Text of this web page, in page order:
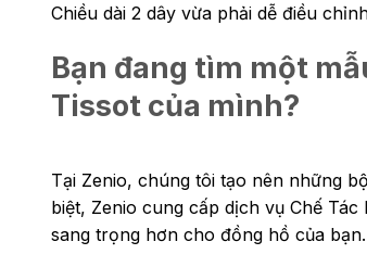
Chiều dài 2 dây vừa phải dễ điều
Bạn đang tìm một
Tissot của mình?
Tại Zenio, chúng tôi tạo nên những
biệt, Zenio cung cấp dịch vụ Chế
sang trọng hơn cho đồng hồ của bạn.